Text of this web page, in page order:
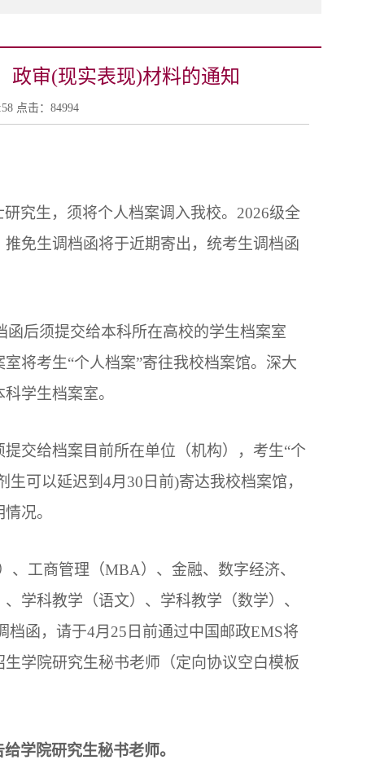
政审(现实表现)材料的通知
点击： 84994
究生，须将个人档案调入我校。2026级全
免生调档函将于近期寄出，统考生调档函
函后须提交给本科所在高校的学生档案室
将考生“个人档案”寄往我校档案馆。深大
学生档案室。
交给档案目前所在单位（机构），考生“个
可以延迟到4月30日前)寄达我校档案馆，
况。
、工商管理（MBA）、金融、数字经济、
学科教学（语文）、学科教学（数学）、
函，请于4月25日前通过中国邮政EMS将
学院研究生秘书老师（定向协议空白模板
学院研究生秘书老师。